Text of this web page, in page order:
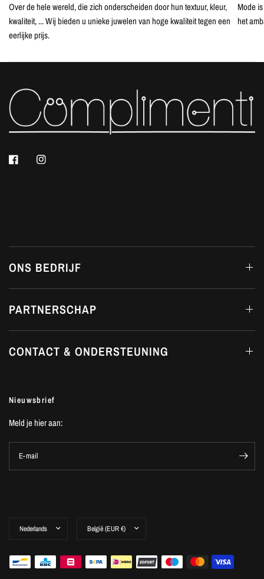
Over de hele wereld, die zich onderscheiden door hun textuur, kleur,
kwaliteit, ... Wij bieden u unieke juwelen van hoge kwaliteit tegen een
eerlijke prijs.
Mode
het
ONS BEDRIJF
PARTNERSCHAP
CONTACT & ONDERSTEUNING
Nieuwsbrief
Meld je hier aan:
E-mail